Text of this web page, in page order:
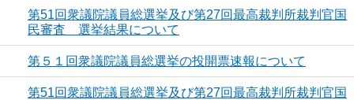
第51回衆議院議員総選挙及び第27回最高裁判所裁判官国
民審査 選挙結果について
第５１回衆議院議員総選挙の投開票速報について
第51回衆議院議員総選挙及び第27回最高裁判所裁判官国